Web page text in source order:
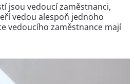
jsou vedoucí zaměstnanci,
vedou alespoň jednoho
vedoucího zaměstnance mají